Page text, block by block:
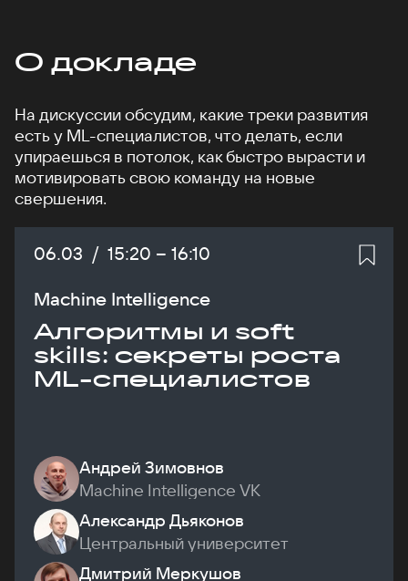
О докладе
На дискуссии обсудим, какие треки развития
есть у ML-специалистов, что делать, если
упираешься в потолок, как быстро вырасти и
мотивировать свою команду на новые
свершения.
Дата:
06.03 / Начало:
15:20 – Конец:
16:10
Machine Intelligence
Алгоритмы и soft
skills: секреты роста
ML-специалистов
Андрей Зимовнов
Machine Intelligence VK
Александр Дьяконов
Центральный университет
Дмитрий Меркушов